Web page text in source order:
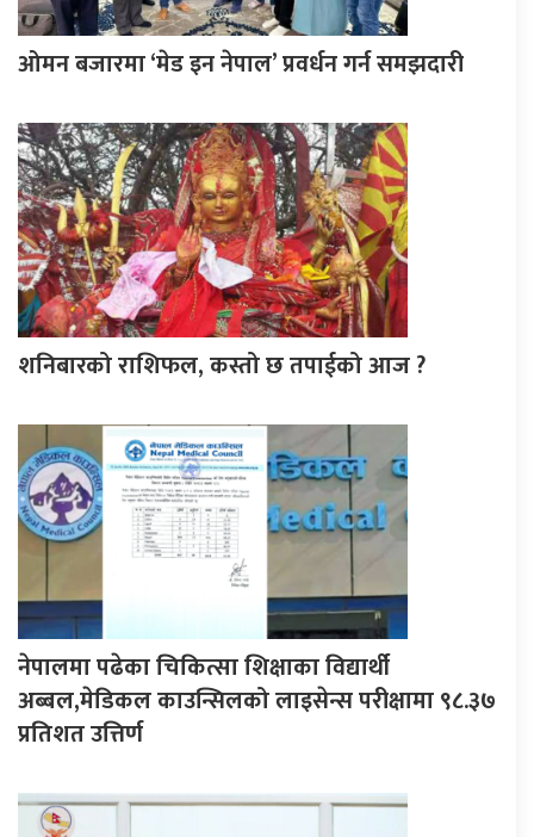
ओमन बजारमा ‘मेड इन नेपाल’ प्रवर्धन गर्न समझदारी
शनिबारको राशिफल, कस्तो छ तपाईको आज ?
नेपालमा पढेका चिकित्सा शिक्षाका विद्यार्थी
अब्बल,मेडिकल काउन्सिलको लाइसेन्स परीक्षामा ९८.३७
प्रतिशत उत्तिर्ण